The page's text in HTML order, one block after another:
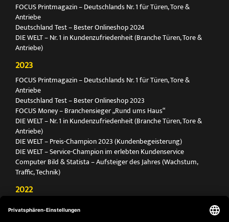
FOCUS Printmagazin – Deutschlands Nr. 1 für Türen, Tore &
Antriebe
Deutschland Test – Bester Onlineshop 2024
DIE WELT – Nr. 1 in Kundenzufriedenheit (Branche Türen, Tore &
Antriebe)
2023
FOCUS Printmagazin – Deutschlands Nr. 1 für Türen, Tore &
Antriebe
Deutschland Test – Bester Onlineshop 2023
FOCUS Money – Branchensieger „Rund ums Haus“
DIE WELT – Nr. 1 in Kundenzufriedenheit (Branche Türen, Tore &
Antriebe)
DIE WELT – Preis-Champion 2023 (Kundenbegeisterung)
DIE WELT – Service-Champion im erlebten Kundenservice
Computer Bild & Statista – Aufsteiger des Jahres (Wachstum,
Traffic, Technik)
2022
Antriebe